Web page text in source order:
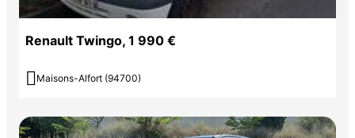
Renault Twingo, 1 990 €
 Maisons-Alfort (94700)